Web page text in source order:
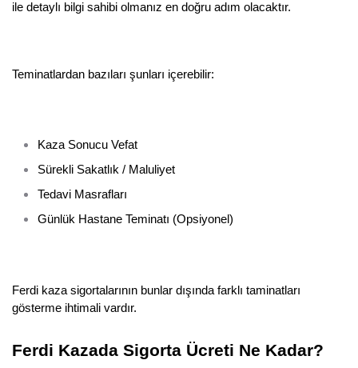
ile detaylı bilgi sahibi olmanız en doğru adım olacaktır.
Teminatlardan bazıları şunları içerebilir:
Kaza Sonucu Vefat
Sürekli Sakatlık / Maluliyet
Tedavi Masrafları
Günlük Hastane Teminatı (Opsiyonel)
Ferdi kaza sigortalarının bunlar dışında farklı taminatları
gösterme ihtimali vardır.
Ferdi Kazada Sigorta Ücreti Ne Kadar?